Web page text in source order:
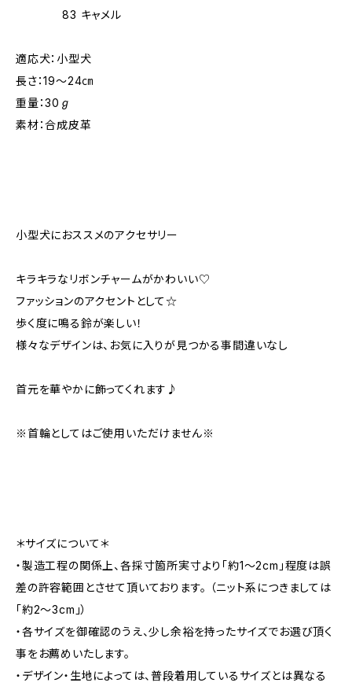
83 キャメル
適応犬：小型犬
長さ：19～24㎝
重量：30ℊ
素材：合成皮革
小型犬におススメのアクセサリー
キラキラなリボンチャームがかわいい♡
ファッションのアクセントとして☆
歩く度に鳴る鈴が楽しい！
様々なデザインは、お気に入りが見つかる事間違いなし
首元を華やかに飾ってくれます♪
※首輪としてはご使用いただけません※
＊サイズについて＊
・製造工程の関係上、各採寸箇所実寸より「約1～2cm」程度は誤
差の許容範囲とさせて頂いております。 （ニット系につきましては
「約2～3cm」）
・各サイズを御確認のうえ、少し余裕を持ったサイズでお選び頂く
事をお薦めいたします。
・デザイン・生地によっては、普段着用しているサイズとは異なる